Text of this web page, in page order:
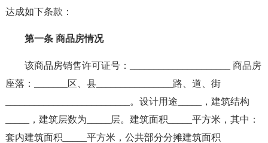
达成如下条款：
第一条 商品房情况
该商品房销售许可证号：_____________________ 商品房
座落：_______区、县________________路、道、街
__________________________。设计用途_____，建筑结构
_____，建筑层数为_____层。建筑面积_____平方米，其中：
套内建筑面积_____平方米，公共部分分摊建筑面积